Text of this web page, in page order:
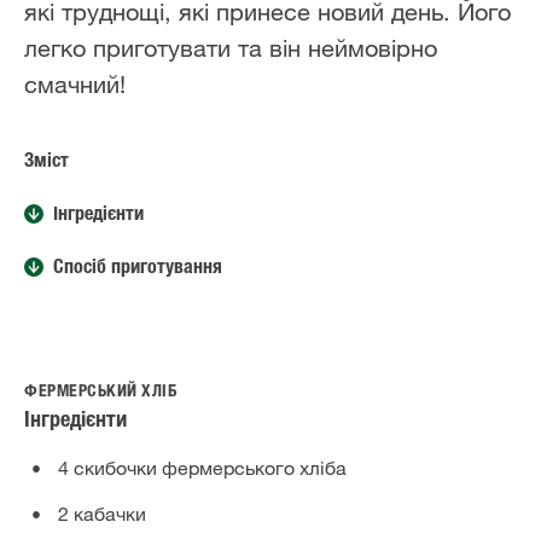
які труднощі, які принесе новий день. Його
легко приготувати та він неймовірно
смачний!
Зміст
Інгредієнти
Спосіб приготування
ФЕРМЕРСЬКИЙ ХЛІБ
Інгредієнти
4 скибочки фермерського хліба
2 кабачки